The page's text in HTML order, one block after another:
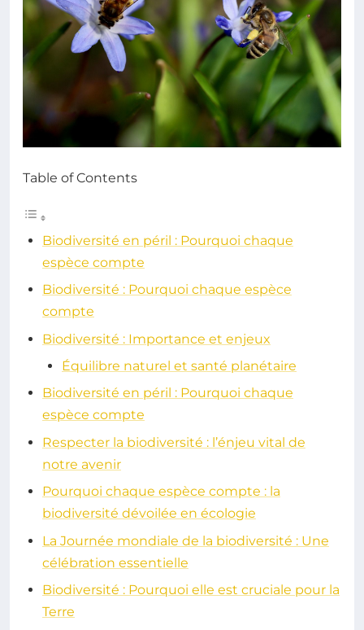
Table of Contents
Biodiversité en péril : Pourquoi chaque
espèce compte
Biodiversité : Pourquoi chaque espèce
compte
Biodiversité : Importance et enjeux
Équilibre naturel et santé planétaire
Biodiversité en péril : Pourquoi chaque
espèce compte
Respecter la biodiversité : l’énjeu vital de
notre avenir
Pourquoi chaque espèce compte : la
biodiversité dévoilée en écologie
La Journée mondiale de la biodiversité : Une
célébration essentielle
Biodiversité : Pourquoi elle est cruciale pour la
Terre